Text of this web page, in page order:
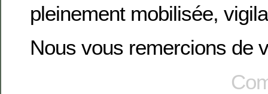
pleinement mobilisée,
Nous vous remercions de